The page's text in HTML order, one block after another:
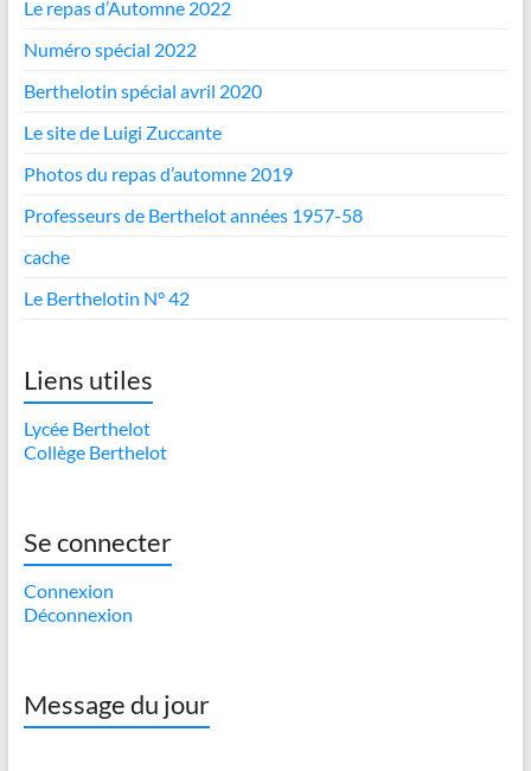
Le repas d’Automne 2022
Numéro spécial 2022
Berthelotin spécial avril 2020
Le site de Luigi Zuccante
Photos du repas d’automne 2019
Professeurs de Berthelot années 1957-58
cache
Le Berthelotin N° 42
Liens utiles
Lycée Berthelot
Collège Berthelot
Se connecter
Connexion
Déconnexion
Message du jour